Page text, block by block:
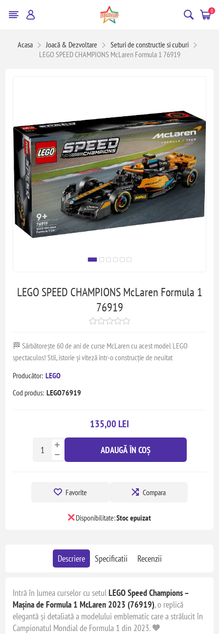
0
Acasa Joacă & Dezvoltare
Seturi de constructie si cuburi
LEGO SPEED CHAMPIONS McLaren Formula 1 76919
LEGO SPEED CHAMPIONS McLaren Formula 1
76919
🏁 Sărbătorește 60 de ani de curse McLaren cu acest model LEGO
spectaculos! Stil, istorie și viteză într-o construcție de neuitat
Producător: LEGO
Cod produs: LEGO76919
135,00 LEI
ADAUGĂ ÎN COȘ
Favorite Compara
Disponibilitate:Stoc epuizat
Descriere Specificatii Recenzii
Intră în lumea curselor cu setulLEGO Speed Champions –
Mașina de Formula 1 McLaren 2023 (76919), o replică
elegantă și detaliată a modelului emblematic care a strălucit în
Campionatul Mondial de Formula 1 din 2023. 🧡